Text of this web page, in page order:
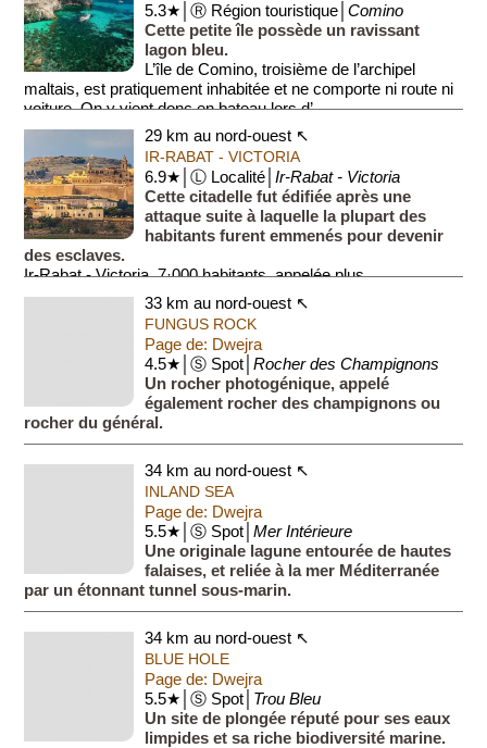
5.3★│Ⓡ Région touristique│Comino
Cette petite île possède un ravissant
lagon bleu.
L’île de Comino, troisième de l’archipel
maltais, est pratiquement inhabitée et ne comporte ni route ni
voiture. On y vient donc en bateau lors d’...
29 km au nord-ouest ↖
IR-RABAT - VICTORIA
6.9★│Ⓛ Localité│Ir-Rabat - Victoria
Cette citadelle fut édifiée après une
attaque suite à laquelle la plupart des
habitants furent emmenés pour devenir
des esclaves.
Ir-Rabat - Victoria, 7·000 habitants, appelée plus
communément ...33 km au nord-ouest ↖
FUNGUS ROCK
Page de: Dwejra
4.5★│Ⓢ Spot│Rocher des Champignons
Un rocher photogénique, appelé
également rocher des champignons ou
rocher du général.
34 km au nord-ouest ↖
INLAND SEA
Page de: Dwejra
5.5★│Ⓢ Spot│Mer Intérieure
Une originale lagune entourée de hautes
falaises, et reliée à la mer Méditerranée
par un étonnant tunnel sous-marin.
34 km au nord-ouest ↖
BLUE HOLE
Page de: Dwejra
5.5★│Ⓢ Spot│ Trou Bleu
Un site de plongée réputé pour ses eaux
limpides et sa riche biodiversité marine.